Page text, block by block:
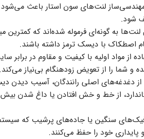
لنت‌های سون استار باعث می‌شود
شود.
به گونه‌ای فرموله شده‌اند که کمترین
اصطکاک با دیسک ترمز داشته باشند.
از مواد اولیه با کیفیت و مقاوم در برابر
شما را از تعویض زودهنگام بی‌نیاز می‌کند.
از دغدغه‌های اصلی رانندگان، آسیب
از خط و خش افتادن یا داغ شدن
سنگین یا جاده‌های پرشیب که